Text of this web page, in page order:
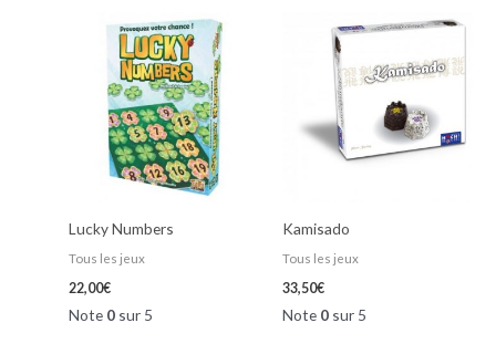
Lucky Numbers
Tous les jeux
22,00€
Note 0 sur 5
Kamisado
Tous les jeux
33,50€
Note 0sur 5